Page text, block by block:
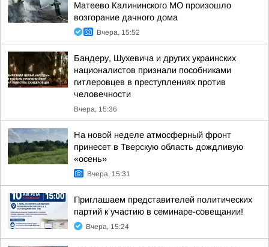
Матеево Калининского МО произошло
возгорание дачного дома
Вчера, 15:52
Бандеру, Шухевича и других украинских
националистов признали пособниками
гитлеровцев в преступлениях против
человечности
Вчера, 15:36
На новой неделе атмосферный фронт
принесет в Тверскую область дождливую
«осень»
Вчера, 15:31
Приглашаем представителей политических
партий к участию в семинаре-совещании!
Вчера, 15:24